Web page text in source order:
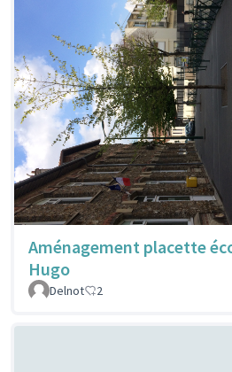
Aménagement placette
Hugo
Delnot 2